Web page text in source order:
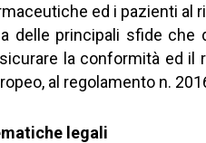
ed i pazienti al
delle principali sfide che
la conformità ed il
al regolamento n.
legali